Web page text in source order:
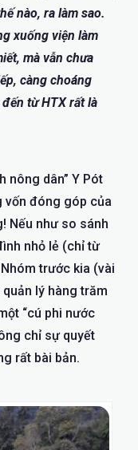
nào, ra làm sao.
xuống viện làm
mà vẫn chưa
càng choáng
từ HTX rất là
nông dân” Y Pót
vốn đóng góp của
Nếu như so sánh
nhỏ lẻ (chỉ từ
trước kia (vài
lý hàng trăm
“cú phi nước
chỉ sự quyết
rất bài bản.